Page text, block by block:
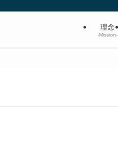
理念
-Mission-